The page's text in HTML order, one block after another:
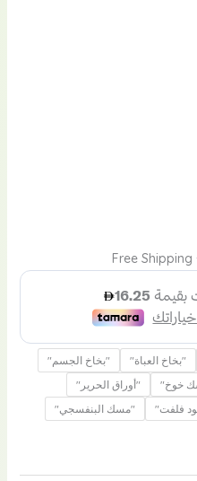
+
"بخاخ العباة"
"بخاخ الجسم"
خوخ"
"أوراق الحرير"
فلفت"
"مسك البنفسجي"